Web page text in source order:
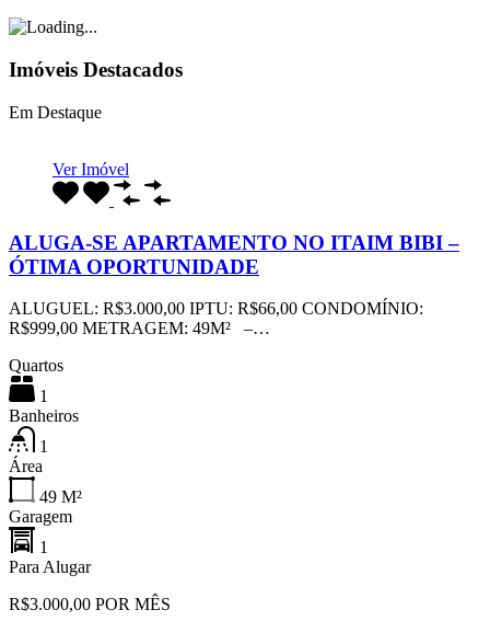
Imóveis Destacados
Em Destaque
Ver Imóvel
ALUGA-SE APARTAMENTO NO ITAIM BIBI –
ÓTIMA OPORTUNIDADE
ALUGUEL: R$3.000,00 IPTU: R$66,00 CONDOMÍNIO:
R$999,00 METRAGEM: 49M² –…
Quartos
1
Banheiros
1
Área
49 M²
Garagem
1
Para Alugar
R$3.000,00 POR MÊS